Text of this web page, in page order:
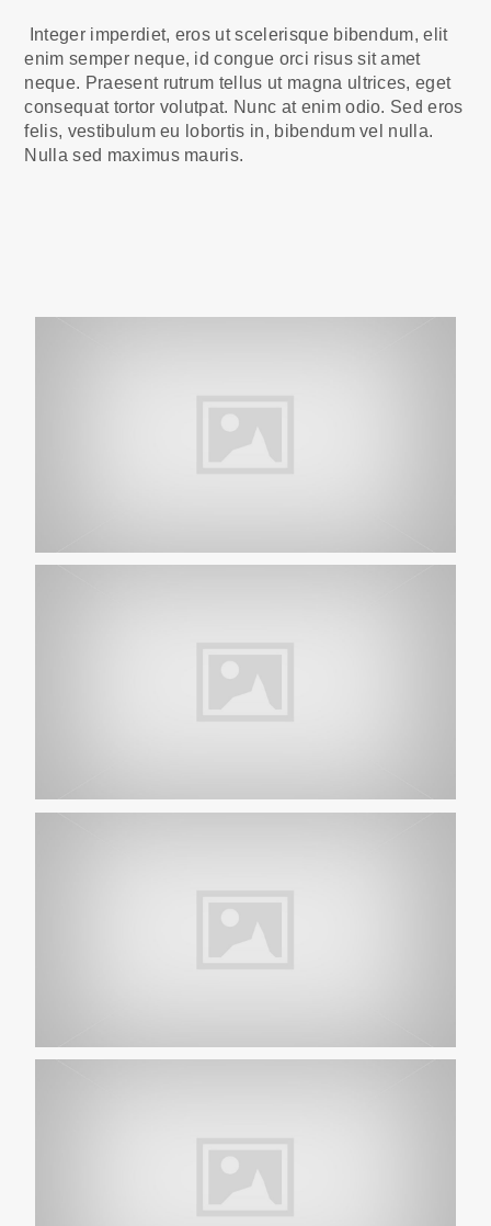
Integer imperdiet, eros ut scelerisque bibendum, elit
enim semper neque, id congue orci risus sit amet
neque. Praesent rutrum tellus ut magna ultrices, eget
consequat tortor volutpat. Nunc at enim odio. Sed eros
felis, vestibulum eu lobortis in, bibendum vel nulla.
Nulla sed maximus mauris.